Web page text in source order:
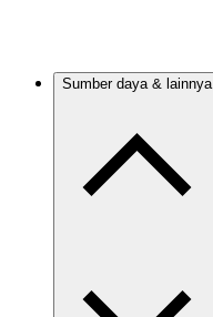
Sumber daya & lainnya